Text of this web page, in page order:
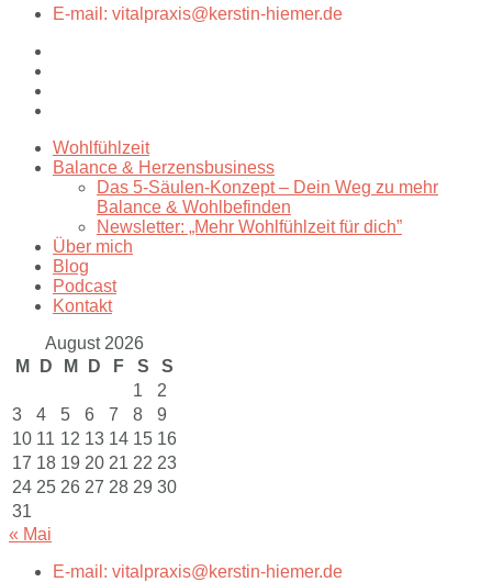
E-mail: vitalpraxis@kerstin-hiemer.de
Wohlfühlzeit
Balance & Herzensbusiness
Das 5-Säulen-Konzept – Dein Weg zu mehr
Balance & Wohlbefinden
Newsletter: „Mehr Wohlfühlzeit für dich”
Über mich
Blog
Podcast
Kontakt
August 2026
M
D M D F S
S
1
2
3
4 5 6 7 8
9
10 11 12 13 14 15 16
17 18 19 20 21 22 23
24 25 26 27 28 29 30
31
« Mai
E-mail: vitalpraxis@kerstin-hiemer.de